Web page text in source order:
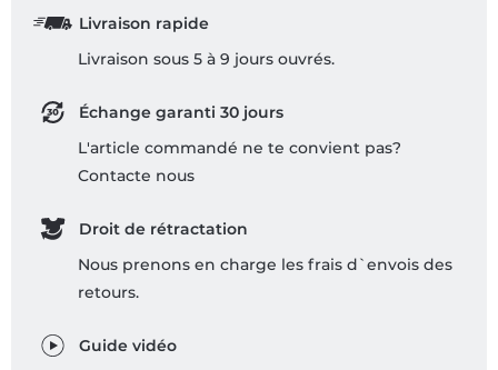
Livraison rapide
Livraison sous 5 à 9 jours ouvrés.
Échange garanti 30 jours
L'article commandé ne te convient pas?
Contacte nous
Droit de rétractation
Nous prenons en charge les frais d`envois des
retours.
Guide vidéo